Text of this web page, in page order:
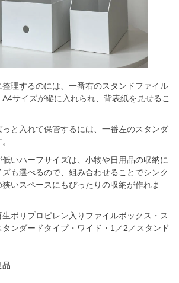
理するのには、一番右のスタンドファイル
サイズが縦に入れられ、背表紙を見せるこ
と入れて保管するには、一番左のスタンダ
いハーフサイズは、小物や日用品の収納に
も選べるので、組み合わせることでシンク
いスペースにもぴったりの収納が作れま
ポリプロピレン入りファイルボックス・ス
ンダードタイプ・ワイド・1／2／スタンド
品